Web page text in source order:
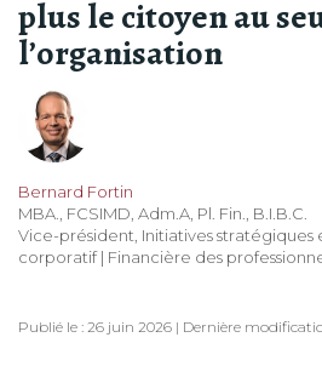
plus le citoyen au
l’organisation
Bernard Fortin
MBA., FCSIMD, Adm.A, Pl. Fin., B.I.B.C.
Vice-président, Initiatives
corporatif | Financière des
Publié le : 26 juin 2026 | Dernière